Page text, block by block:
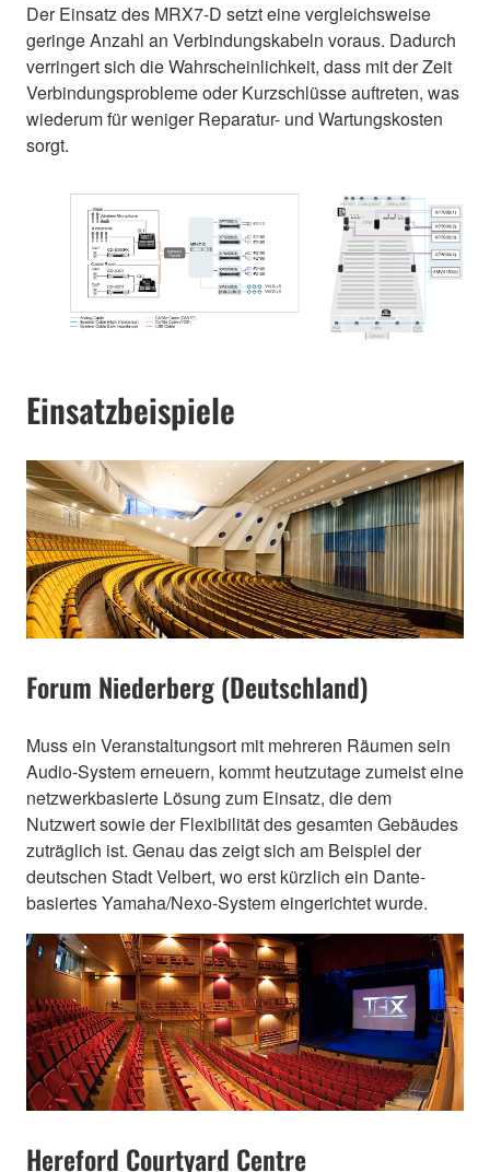
Der Einsatz des MRX7-D setzt eine vergleichsweise
geringe Anzahl an Verbindungskabeln voraus. Dadurch
verringert sich die Wahrscheinlichkeit, dass mit der Zeit
Verbindungsprobleme oder Kurzschlüsse auftreten, was
wiederum für weniger Reparatur- und Wartungskosten
sorgt.
Einsatzbeispiele
Forum Niederberg (Deutschland)
Muss ein Veranstaltungsort mit mehreren Räumen sein
Audio-System erneuern, kommt heutzutage zumeist eine
netzwerkbasierte Lösung zum Einsatz, die dem
Nutzwert sowie der Flexibilität des gesamten Gebäudes
zuträglich ist. Genau das zeigt sich am Beispiel der
deutschen Stadt Velbert, wo erst kürzlich ein Dante-
basiertes Yamaha/Nexo-System eingerichtet wurde.
Hereford Courtyard Centre